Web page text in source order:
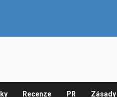
Recenze PR